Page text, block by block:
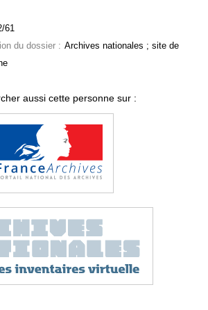
61
du dossier : Archives nationales ; site de
aussi cette personne sur :